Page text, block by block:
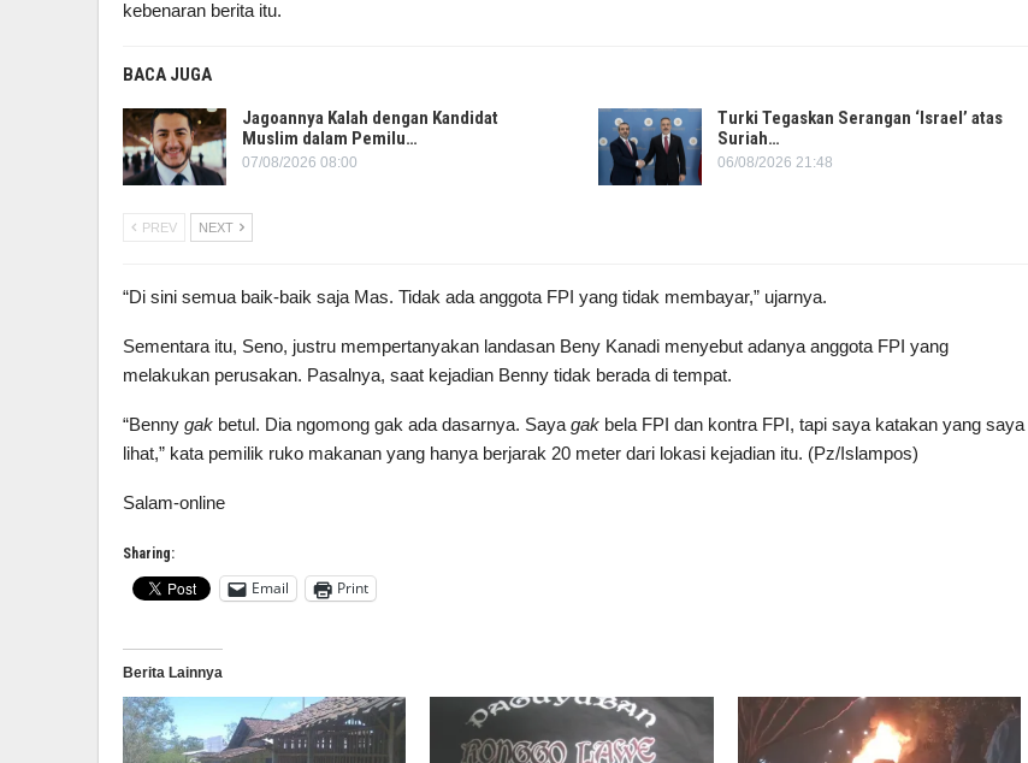
kebenaran berita itu.
BACA JUGA
Jagoannya Kalah dengan Kandidat
Muslim dalam Pemilu…
07/08/2026 08:00
Turki Tegaskan Serangan ‘Israel’ atas
Suriah…
06/08/2026 21:48
PREV NEXT
“Di sini semua baik-baik saja Mas. Tidak ada anggota FPI yang tidak membayar,” ujarnya.
Sementara itu, Seno, justru mempertanyakan landasan Beny Kanadi menyebut adanya anggota FPI yang
melakukan perusakan. Pasalnya, saat kejadian Benny tidak berada di tempat.
“Benny gak betul. Dia ngomong gak ada dasarnya. Saya gak bela FPI dan kontra FPI, tapi saya katakan yang saya
lihat,” kata pemilik ruko makanan yang hanya berjarak 20 meter dari lokasi kejadian itu. (Pz/Islampos)
Salam-online
Sharing:
Email Print
Berita Lainnya